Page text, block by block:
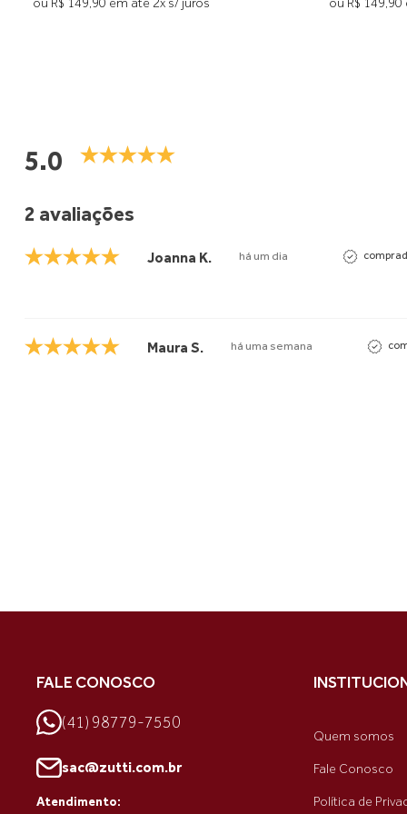
ou R$ 149,90 em até 2x s/ juros
ou R$
5.0
2 avaliações
Joanna K. há um dia
Maura S. há uma semana
FALE CONOSCO
(41) 98779-7550
sac@zutti.com.br
Atendimento:
Quem somos
Fale Conosco
Política de